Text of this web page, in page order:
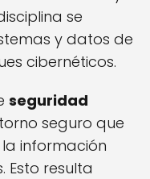
se
y datos de
cibernéticos.
seguridad
seguro que
información
Esto resulta